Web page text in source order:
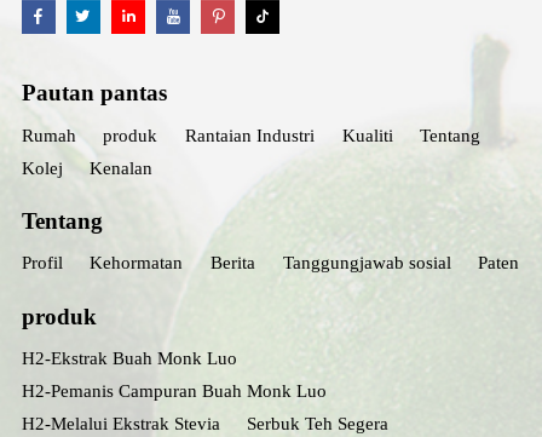
Pautan pantas
Rumah produk Rantaian Industri Kualiti
Tentang
Kolej
Kenalan
Tentang
Profil Kehormatan Berita Tanggungjawab sosial Paten
produk
H2-Ekstrak Buah Monk Luo
H2-Pemanis Campuran Buah Monk Luo
H2-Melalui Ekstrak Stevia
Serbuk Teh Segera